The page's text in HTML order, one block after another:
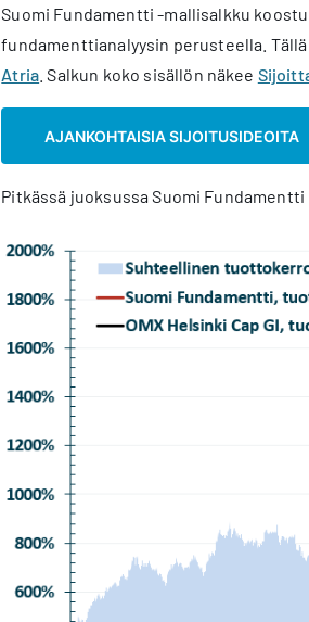
Suomi Fundamentti -mallisalkku
fundamenttianalyysin perusteella.
Atria . Salkun koko sisällön näkee
AJANKOHTAISIA SIJOITUSIDEOITA
Pitkässä juoksussa Suomi